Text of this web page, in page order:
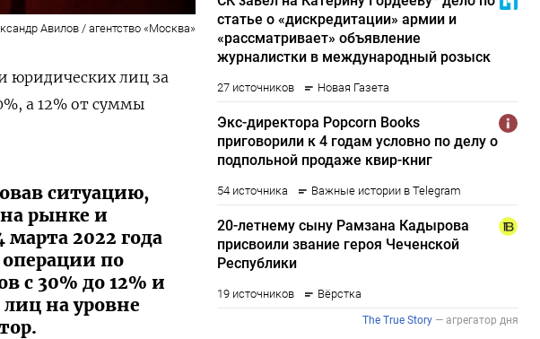
Авилов / агентство «Москва»
юридических лиц за
а 12% от суммы
ситуацию,
рынке и
2022 года
по
с 30% до 12% и
на уровне